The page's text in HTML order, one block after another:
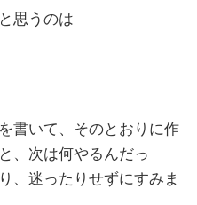
思うのは
書いて、そのとおりに作
、次は何やるんだっ
、迷ったりせずにすみま